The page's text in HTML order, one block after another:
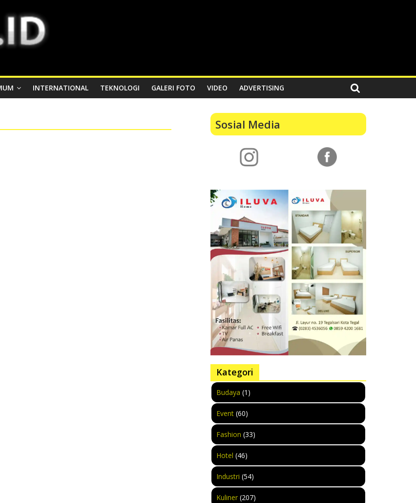
INTERNATIONAL TEKNOLOGI GALERI FOTO VIDEO ADVERTISING
Sosial Media
Kategori
Budaya (1)
Event(60)
Fashion (33)
Hotel (46)
Industri (54)
Kuliner(207)